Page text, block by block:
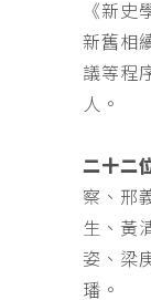
《新
新舊相
議等程
人。
二十二
察、邢
生、黃
姿、梁
璠。